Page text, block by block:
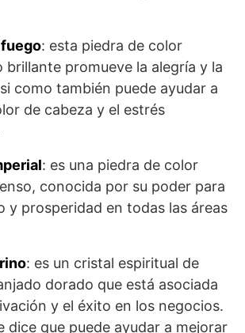
: esta piedra de color
brillante promueve la alegría y la
como también puede ayudar a
de cabeza y el estrés
: es una piedra de color
conocida por su poder para
y prosperidad en todas las áreas
: es un cristal espiritual de
dorado que está asociada
y el éxito en los negocios.
dice que puede ayudar a mejorar